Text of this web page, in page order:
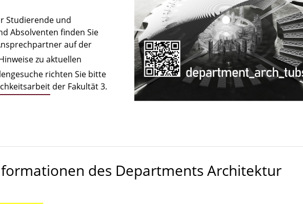
Studierende und
Absolventen finden Sie
auf der
zu aktuellen
richten Sie bitte
der Fakultät 3.
des Departments Architektur